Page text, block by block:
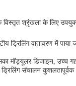
श्रृंखला के लिए
वातावरण में पाया
डिजाइन, उच्च
संचालन